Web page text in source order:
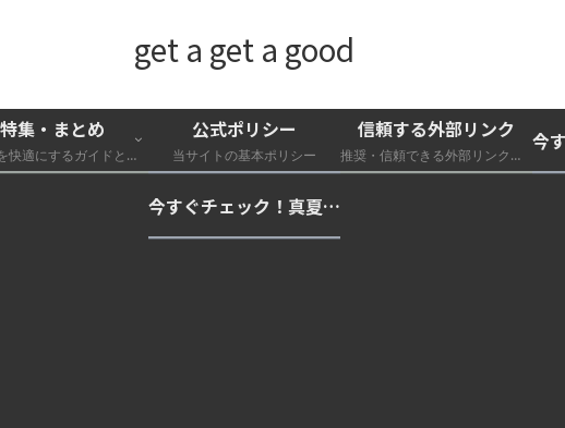
get a get a good
特集・まとめ
外遊びを快適にするガイドと特集一覧
公式ポリシー
当サイトの基本ポリシー
信頼する外部リンク
推奨・信頼できる外部リンク一覧
今すぐチェック！真夏の猛暑・冷却・保冷快適化計画｜外遊び・キャンプ・車中泊の暑さ対策を総まとめ☀️🧊🏕️